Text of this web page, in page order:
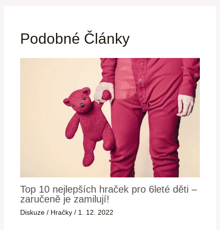
Podobné Články
Top 10 nejlepších hraček pro 6leté děti –
zaručeně je zamilují!
Diskuze / Hračky / 1. 12. 2022